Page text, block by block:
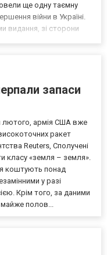
ще одну таємну
війни в Україні.
видання, зі сторони
запаси
лютого, армія США вже
ракет
Reuters, Сполучені
класу «земля – земля».
коштують понад
у разі
Крім того, за даними
полов...